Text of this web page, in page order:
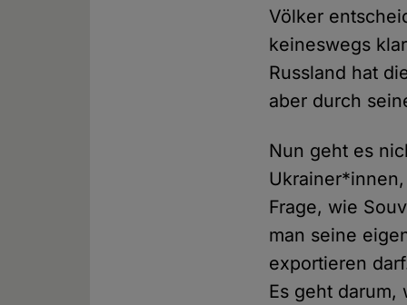
Völker
keineswegs
Russland hat
aber durch
Nun geht es
Frage, wie
man seine
exportieren
Es geht